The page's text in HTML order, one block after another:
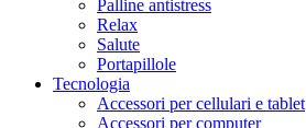
Palline antistress
Relax
Salute
Portapillole
Tecnologia
Accessori per cellulari e tablet
Accessori per computer